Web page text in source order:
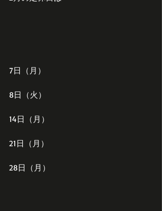
7日（月）
8日（火）
14日（月）
21日（月）
28日（月）